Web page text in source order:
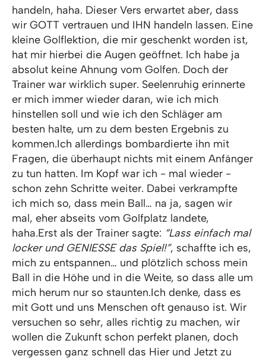
handeln, haha. Dieser Vers erwartet aber, dass
wir GOTT vertrauen und IHN handeln lassen. Eine
kleine Golflektion, die mir geschenkt worden ist,
hat mir hierbei die Augen geöffnet. Ich habe ja
absolut keine Ahnung vom Golfen. Doch der
Trainer war wirklich super. Seelenruhig erinnerte
er mich immer wieder daran, wie ich mich
hinstellen soll und wie ich den Schläger am
besten halte, um zu dem besten Ergebnis zu
kommen.Ich allerdings bombardierte ihn mit
Fragen, die überhaupt nichts mit einem Anfänger
zu tun hatten. Im Kopf war ich - mal wieder -
schon zehn Schritte weiter. Dabei verkrampfte
ich mich so, dass mein Ball… na ja, sagen wir
mal, eher abseits vom Golfplatz landete,
haha.Erst als der Trainer sagte: “Lass einfach mal
locker und GENIESSE das Spiel!”, schaffte ich es,
mich zu entspannen… und plötzlich schoss mein
Ball in die Höhe und in die Weite, so dass alle um
mich herum nur so staunten.Ich denke, dass es
mit Gott und uns Menschen oft genauso ist. Wir
versuchen so sehr, alles richtig zu machen, wir
wollen die Zukunft schon perfekt planen, doch
vergessen ganz schnell das Hier und Jetzt zu